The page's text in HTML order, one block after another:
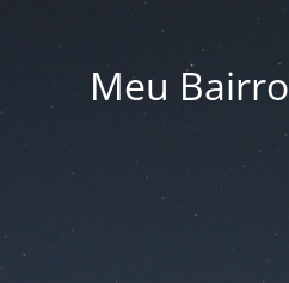
Meu Bairro